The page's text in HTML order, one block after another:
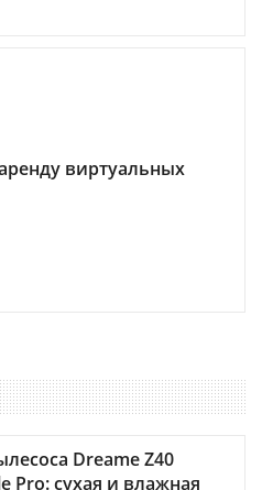
виртуальных
Dreame Z40
Pro: сухая и влажная